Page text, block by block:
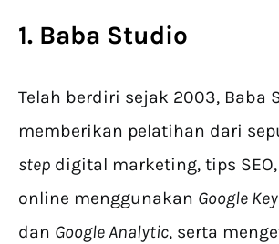
1. Baba Studio
Telah berdiri sejak 2003, Baba
memberikan pelatihan dari
step digital marketing, tips
online menggunakan Google
dan Google Analytic, serta